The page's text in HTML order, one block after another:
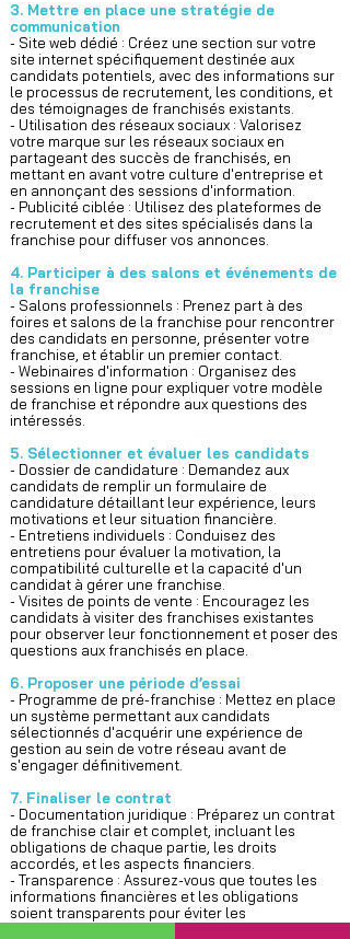
3. Mettre en place une stratégie de
communication
- Site web dédié : Créez une section sur votre
site internet spécifiquement destinée aux
candidats potentiels, avec des informations sur
le processus de recrutement, les conditions, et
des témoignages de franchisés existants.
- Utilisation des réseaux sociaux : Valorisez
votre marque sur les réseaux sociaux en
partageant des succès de franchisés, en
mettant en avant votre culture d'entreprise et
en annonçant des sessions d'information.
- Publicité ciblée : Utilisez des plateformes de
recrutement et des sites spécialisés dans la
franchise pour diffuser vos annonces.
4. Participer à des salons et événements de
la franchise
- Salons professionnels : Prenez part à des
foires et salons de la franchise pour rencontrer
des candidats en personne, présenter votre
franchise, et établir un premier contact.
- Webinaires d'information : Organisez des
sessions en ligne pour expliquer votre modèle
de franchise et répondre aux questions des
intéressés.
5. Sélectionner et évaluer les candidats
- Dossier de candidature : Demandez aux
candidats de remplir un formulaire de
candidature détaillant leur expérience, leurs
motivations et leur situation financière.
- Entretiens individuels : Conduisez des
entretiens pour évaluer la motivation, la
compatibilité culturelle et la capacité d'un
candidat à gérer une franchise.
- Visites de points de vente : Encouragez les
candidats à visiter des franchises existantes
pour observer leur fonctionnement et poser des
questions aux franchisés en place.
6. Proposer une période d’essai
- Programme de pré-franchise : Mettez en place
un système permettant aux candidats
sélectionnés d'acquérir une expérience de
gestion au sein de votre réseau avant de
s'engager définitivement.
7. Finaliser le contrat
- Documentation juridique : Préparez un contrat
de franchise clair et complet, incluant les
obligations de chaque partie, les droits
accordés, et les aspects financiers.
- Transparence : Assurez-vous que toutes les
informations financières et les obligations
soient transparents pour éviter les